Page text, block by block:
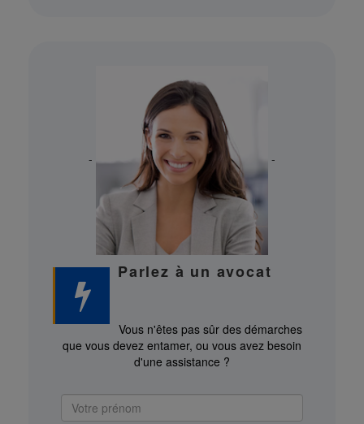
- -
Parlez à un avocat
Vous n'êtes pas sûr des démarches
que vous devez entamer, ou vous avez besoin
d'une assistance ?